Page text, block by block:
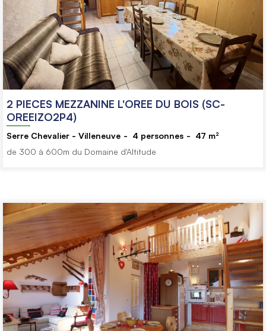
2 PIECES MEZZANINE L'OREE DU BOIS (SC-
OREEIZO2P4)
Serre Chevalier - Villeneuve 4 personnes 47 m²
de 300 à 600m du Domaine d'Altitude